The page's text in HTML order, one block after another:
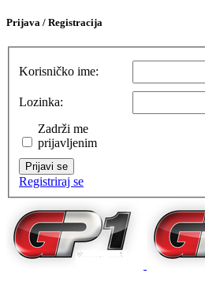
Prijava / Registracija
Korisničko ime:
Lozinka:
Zadrži me
prijavljenim
Prijavi se
Registriraj se